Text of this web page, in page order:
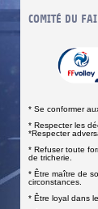
COMITÉ DU
* Se conformer
* Respecter les
*Respecter
* Refuser toute
de tricherie.
* Être maître de
circonstances.
* Être loyal dans